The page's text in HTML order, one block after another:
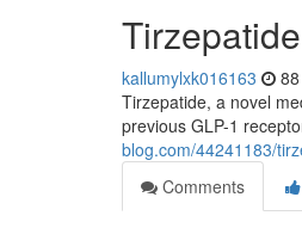
kallumylxk016163
Tirzepatide, a novel
previous GLP-1
blog.com/44241183/
Comments